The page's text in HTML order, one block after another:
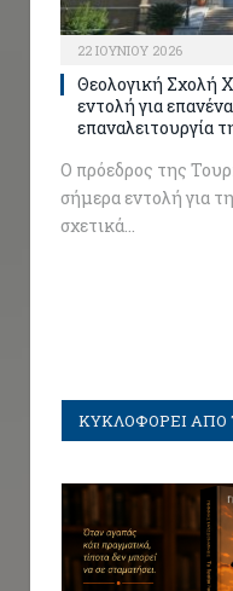
22 ΙΟΥΝΊΟΥ 2026
Θεολογική Σχολή
εντολή για
επαναλειτουργία
Ο πρόεδρος της
σήμερα εντολή για
σχετικά…
ΚΥΚΛΟΦΟΡΕΙ ΑΠΟ